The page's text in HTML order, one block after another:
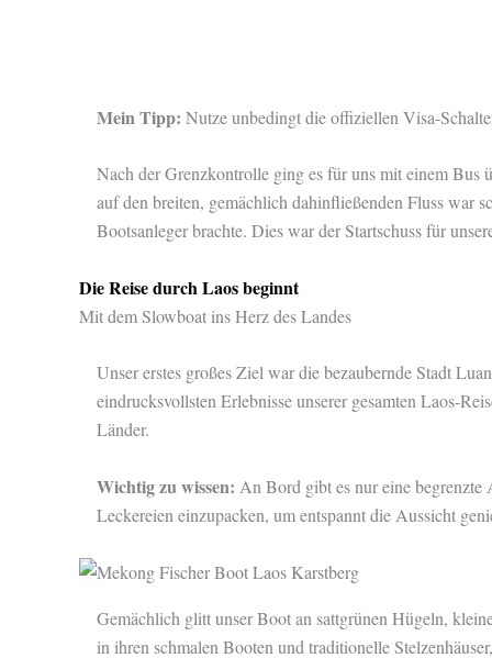
Mein Tipp: Nutze unbedingt die offiziellen Visa-
Nach der Grenzkontrolle ging es für uns mit einem
auf den breiten, gemächlich dahinfließenden Fluss war
Bootsanleger brachte. Dies war der Startschuss für
Die Reise durch Laos beginnt
Mit dem Slowboat ins Herz des Landes
Unser erstes großes Ziel war die bezaubernde Stadt
eindrucksvollsten Erlebnisse unserer gesamten Laos-
Länder.
Wichtig zu wissen: An Bord gibt es nur eine
Leckereien einzupacken, um entspannt die Aussicht
Gemächlich glitt unser Boot an sattgrünen Hügeln,
in ihren schmalen Booten und traditionelle